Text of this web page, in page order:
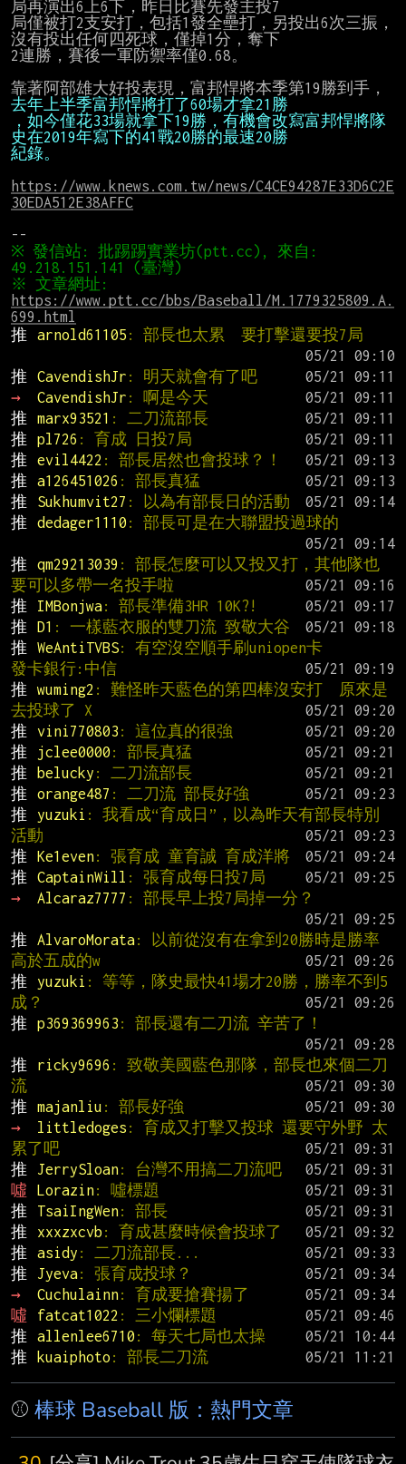
局再演出6上6下，昨日比賽先發主投7
局僅被打2支安打，包括1發全壘打，另投出6次三振，
沒有投出任何四死球，僅掉1分，奪下
2連勝，賽後一軍防禦率僅0.68。
靠著阿部雄大好投表現，富邦悍將本季第19勝到手，
去年上半季富邦悍將打了60場才拿21勝
，如今僅花33場就拿下19勝，有機會改寫富邦悍將隊
史在2019年寫下的41戰20勝的最速20勝
紀錄。
https://www.knews.com.tw/news/C4CE94287E33D6C2E
30EDA512E38AFFC
※ 發信站: 批踢踢實業坊(ptt.cc), 來自:
https://www.ptt.cc/bbs/Baseball/M.1779325809.A.
699.html
推
arnold61105 : 部長也太累  要打擊還要投7局
推
CavendishJr : 明天就會有了吧
→
CavendishJr : 啊是今天
推
marx93521 : 二刀流部長
推
pl726 : 育成 日投7局
推
evil4422 : 部長居然也會投球？！
推
a126451026 : 部長真猛
推
Sukhumvit27 : 以為有部長日的活動
推
dedager1110 : 部長可是在大聯盟投過球的
推
qm29213039 : 部長怎麼可以又投又打，其他隊也
要可以多帶一名投手啦
推
IMBonjwa: 部長準備3HR 10K?!
推
D1 : 一樣藍衣服的雙刀流 致敬大谷
推
WeAntiTVBS: 有空沒空順手刷uniopen卡
發卡銀行:中信
推
wuming2 : 難怪昨天藍色的第四棒沒安打  原來是
去投球了 X
推
vini770803 : 這位真的很強
推
jclee0000 : 部長真猛
推
belucky : 二刀流部長
推
orange487 : 二刀流 部長好強
推
yuzuki : 我看成“育成日”，以為昨天有部長特別
活動
推
Ke1even: 張育成 童育誠 育成洋將
推
CaptainWill : 張育成每日投7局
→
Alcaraz7777 : 部長早上投7局掉一分？
推
AlvaroMorata: 以前從沒有在拿到20勝時是勝率
高於五成的w
推
yuzuki : 等等，隊史最快41場才20勝，勝率不到5
成？
推
p369369963 : 部長還有二刀流 辛苦了！
推
ricky9696 : 致敬美國藍色那隊，部長也來個二刀
流
推
majanliu : 部長好強
→
littledoges : 育成又打擊又投球 還要守外野 太
累了吧
推
JerrySloan: 台灣不用搞二刀流吧
噓
Lorazin: 噓標題
推
TsaiIngWen: 部長
推
xxxzxcvb : 育成甚麼時候會投球了
推
asidy : 二刀流部長...
推
Jyeva: 張育成投球？
→
Cuchulainn: 育成要搶賽揚了
噓
fatcat1022 : 三小爛標題
推
allenlee6710 : 每天七局也太操
推
kuaiphoto : 部長二刀流
⚾ 棒球 Baseball 版：熱門文章